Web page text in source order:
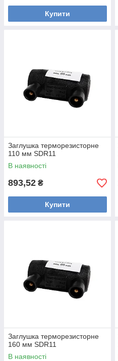
Купити
Заглушка терморезисторне
110 мм SDR11
В наявності
893,52 ₴
Купити
Заглушка терморезисторне
160 мм SDR11
В наявності